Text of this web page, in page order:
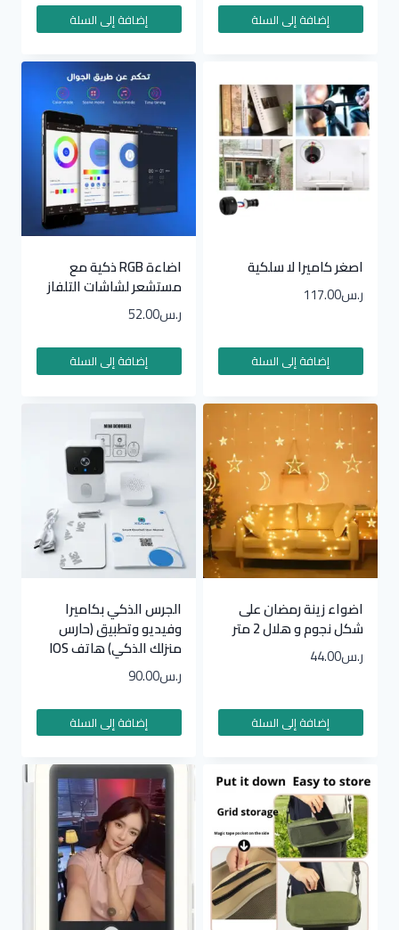
إضافة إلى السلة إضافة إلى السلة
اصغر كاميرا لا سلكية
ر.س117.00
إضافة إلى السلة
اضاءة RGB ذكية مع
مستشعر لشاشات التلفاز
ر.س52.00
إضافة إلى السلة
اضواء زينة رمضان على
شكل نجوم و هلال 2 متر
ر.س44.00
إضافة إلى السلة
الجرس الذكي بكاميرا
وفيديو وتطبيق (حارس
منزلك الذكي) هاتف IOS
ر.س90.00
إضافة إلى السلة